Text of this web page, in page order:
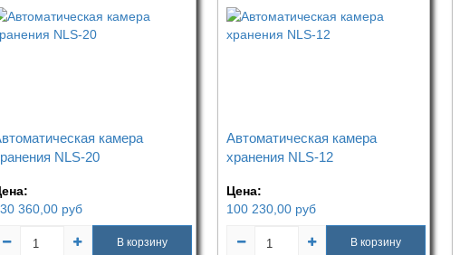
камера
NLS-20
360,00 руб
В корзину
Автоматическая камера
хранения NLS-12
Цена:
100 230,00 руб
В корзину